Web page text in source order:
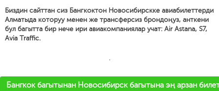
Биздин сайттан сиз Бангкоктон Новосибирскке авиабилеттерди
Алматыда которуу менен же трансферсиз брондоңуз, анткени
бул багытта бир нече ири авиакомпаниялар учат: Air Astana, S7,
Avia Traffic.
'
Бангкок багытынан Новосибирск багытына эң арзан